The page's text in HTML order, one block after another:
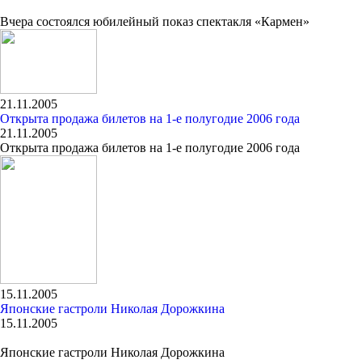
Вчера состоялся юбилейный показ спектакля «Кармен»
21.11.2005
Открыта продажа билетов на 1-е полугодие 2006 года
21.11.2005
Открыта продажа билетов на 1-е полугодие 2006 года
15.11.2005
Японские гастроли Николая Дорожкина
15.11.2005
Японские гастроли Николая Дорожкина